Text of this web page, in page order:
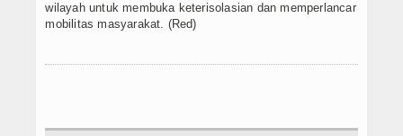
wilayah untuk membuka keterisolasian dan memperlancar
mobilitas masyarakat. (Red)